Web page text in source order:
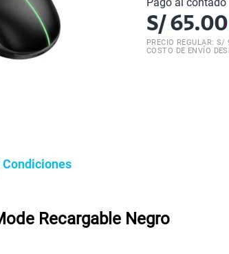
S/ 65.00
PRECIO REGULAR: S/
COSTO DE ENVÍO
Recargable Negro